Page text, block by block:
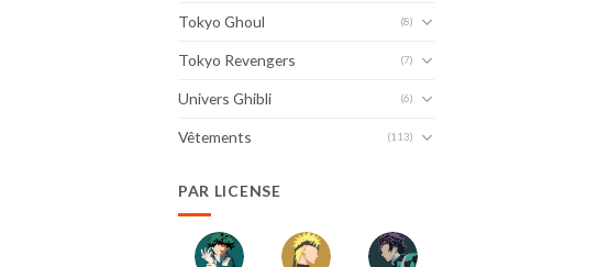
Tokyo Ghoul (8)
Tokyo Revengers (7)
Univers Ghibli (6)
Vêtements (113)
PAR LICENSE